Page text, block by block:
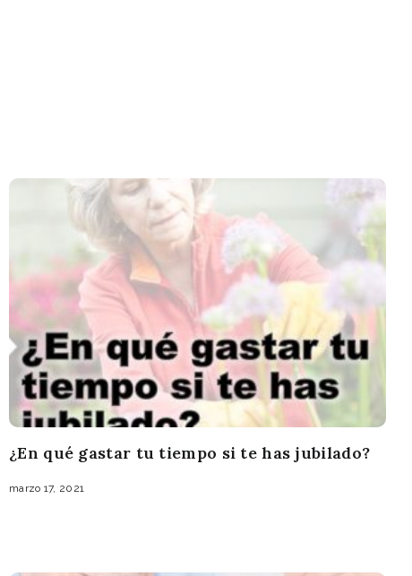
¿En qué gastar tu tiempo si te has jubilado?
marzo 17, 2021